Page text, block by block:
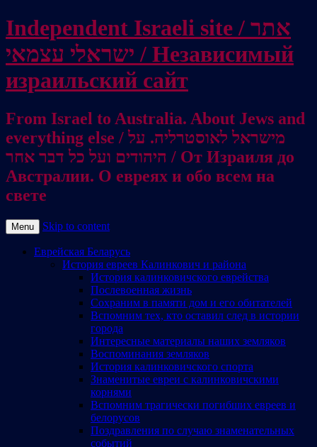
Independent Israeli site / אתר
ישראלי עצמאי / Независимый
израильский сайт
From Israel to Australia. About Jews and
everything else / מישראל לאוסטרליה. על
היהודים ועל כל דבר אחר / От Израиля до
Австралии. О евреях и обо всем на
свете
Menu Skip to content
Еврейская Беларусь
История евреев Калинкович и района
История калинковичского еврейства
Послевоенная жизнь
Сохраним в памяти дом и его обитателей
Вспомним тех, кто оставил след в истории
города
Интересные материалы наших земляков
Воспоминания земляков
История калинковичского спорта
Знаменитые евреи с калинковичскими
корнями
Вспомним трагически погибших евреев и
белорусов
Поздравления по случаю знаменательных
событий